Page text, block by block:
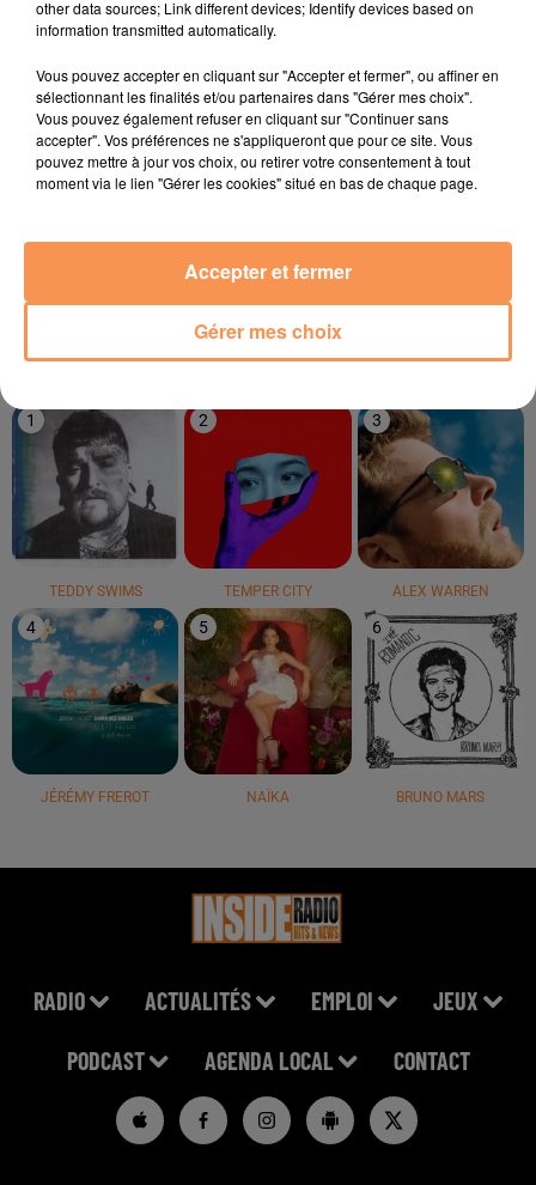
TITRES DIFFUSÉS
21h46
21h46 21h43
21h43
Lendemain De Fête
21h39
21h39
1
TEDDY SWIMS
2
TEMPER CITY
3
ALEX WARREN
4
JÉRÉMY FREROT
5
NAÏKA
6
BRUNO MARS
RADIO ACTUALITÉS EMPLOI JEUX
PODCAST AGENDA LOCAL CONTACT
other data sources; Link different devices; Identify devices based on
information transmitted automatically.
Vous pouvez accepter en cliquant sur "Accepter et fermer", ou affiner en
sélectionnant les finalités et/ou partenaires dans "Gérer mes choix".
Vous pouvez également refuser en cliquant sur "Continuer sans
accepter". Vos préférences ne s'appliqueront que pour ce site. Vous
pouvez mettre à jour vos choix, ou retirer votre consentement à tout
moment via le lien "Gérer les cookies" situé en bas de chaque page.
Gérer mes choix
Accepter et fermer